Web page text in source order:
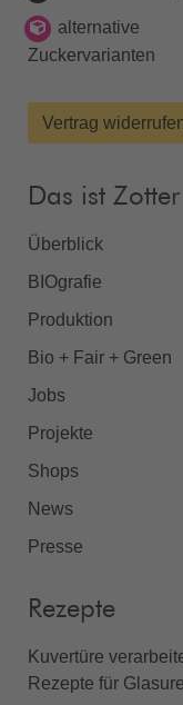
alternative
Zuckervarianten
Vertrag
Das ist Zotter
Überblick
BIOgrafie
Produktion
Bio + Fair + Green
Jobs
Projekte
Shops
News
Presse
Rezepte
Kuvertüre
Rezepte für